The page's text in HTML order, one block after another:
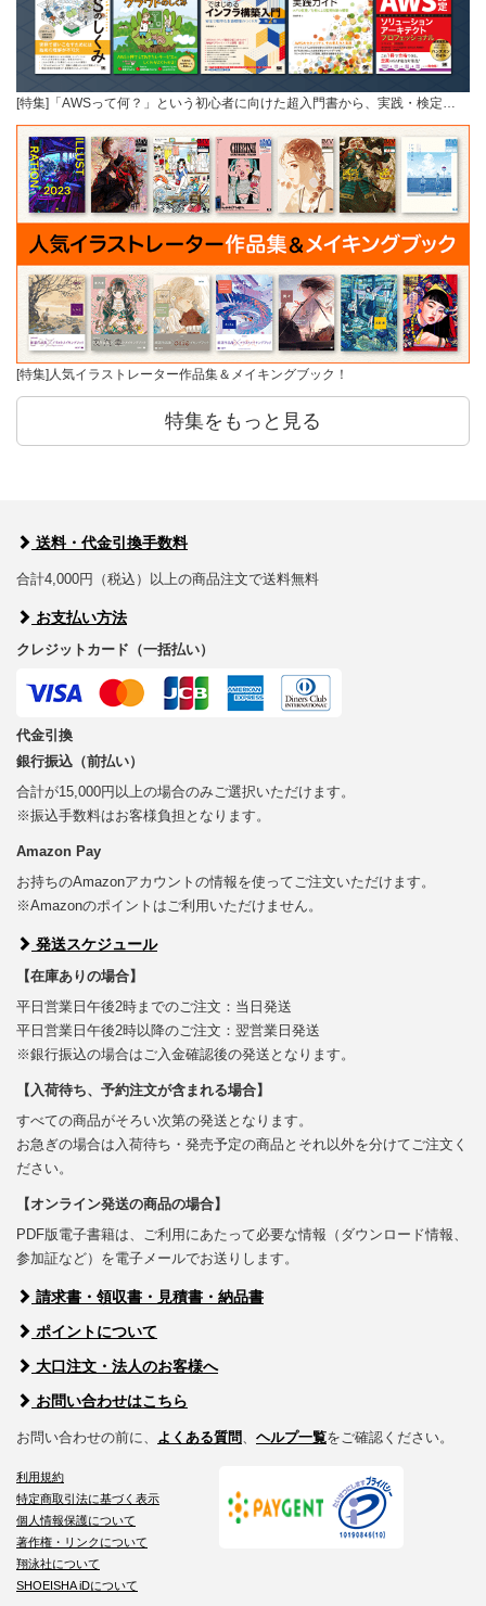
[特集]「AWSって何？」という初心者に向けた超入門書から、実践・検定…
[特集]人気イラストレーター作品集＆メイキングブック！
特集をもっと見る
送料・代金引換手数料
合計4,000円（税込）以上の商品注文で送料無料
お支払い方法
クレジットカード（一括払い）
代金引換
銀行振込（前払い）
合計が15,000円以上の場合のみご選択いただけます。
※振込手数料はお客様負担となります。
Amazon Pay
お持ちのAmazonアカウントの情報を使ってご注文いただけます。
※Amazonのポイントはご利用いただけません。
発送スケジュール
【在庫ありの場合】
平日営業日午後2時までのご注文：当日発送
平日営業日午後2時以降のご注文：翌営業日発送
※銀行振込の場合はご入金確認後の発送となります。
【入荷待ち、予約注文が含まれる場合】
すべての商品がそろい次第の発送となります。
お急ぎの場合は入荷待ち・発売予定の商品とそれ以外を分けてご注文く
ださい。
【オンライン発送の商品の場合】
PDF版電子書籍は、ご利用にあたって必要な情報（ダウンロード情報、
参加証など）を電子メールでお送りします。
請求書・領収書・見積書・納品書
ポイントについて
大口注文・法人のお客様へ
お問い合わせはこちら
お問い合わせの前に、 よくある質問 ヘルプ一覧をご確認ください。
利用規約
特定商取引法に基づく表示
個人情報保護について
著作権・リンクについて
翔泳社について
SHOEISHA iDについて